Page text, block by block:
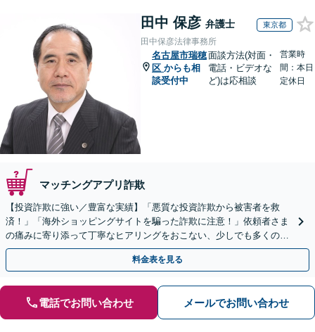
田中 保彦 弁護士 東京都
田中保彦法律事務所
名古屋市瑞穂
区 からも相
談受付中
面談方法(対面・
電話・ビデオな
ど)は応相談
営業時
間：本日
定休日
マッチングアプリ詐欺
【投資詐欺に強い／豊富な実績】「悪質な投資詐欺から被害者を救
済！」「海外ショッピングサイトを騙った詐欺に注意！」依頼者さま
の痛みに寄り添って丁寧なヒアリングをおこない、少しでも多くの返
金が得られるよう尽力します！
料金表を見る
電話でお問い合わせ メールでお問い合わせ